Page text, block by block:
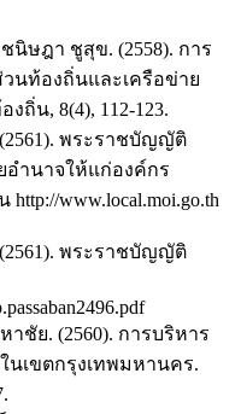
นิษฎา ชูสุข. (2558). การ
นท้องถิ่นและเครือข่าย
ถิ่น, 8(4), 112-123.
พระราชบัญญัติ
ำนาจให้แก่องค์กร
www.local.moi.go.th
พระราชบัญญัติ
ชัย. (2560). การบริหาร
เขตกรุงเทพมหานคร.